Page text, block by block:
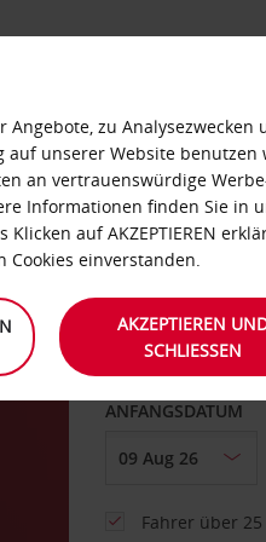
ABHOLEN VON
Eine andere
ANFANGSDATUM
Fahrer über 25
zu Analysezwecken
unserer Website benutzen
an vertrauenswürdige
Informationen finden Sie in
Klicken auf AKZEPTIEREN
Cookies einverstanden.
AKZEPTIEREN
SCHLIESSEN